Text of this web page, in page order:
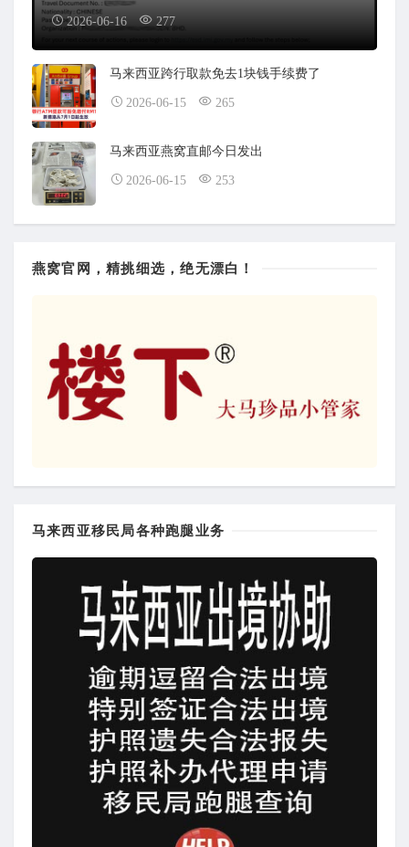
2026-06-16 277
马来西亚跨行取款免去1块钱手续费了
2026-06-15 265
马来西亚燕窝直邮今日发出
2026-06-15 253
燕窝官网，精挑细选，绝无漂白！
马来西亚移民局各种跑腿业务